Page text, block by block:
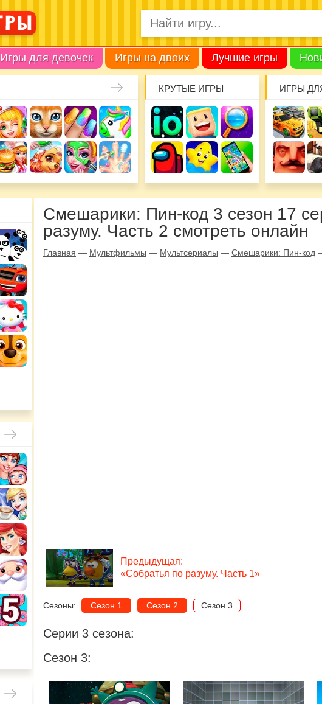
Игры для девочек Игры на двоих Лучшие игры
КРУТЫЕ ИГРЫ ИГРЫ
Смешарики: Пин-код 3 сезон 17
разуму. Часть 2 смотреть онлайн
Главная — Мультфильмы — Мультсериалы — Смешарики: Пин-код
Предыдущая:
«Собратья по разуму. Часть 1»
Сезоны: Сезон 1 Сезон 2 Сезон 3
Серии 3 сезона:
Сезон 3: